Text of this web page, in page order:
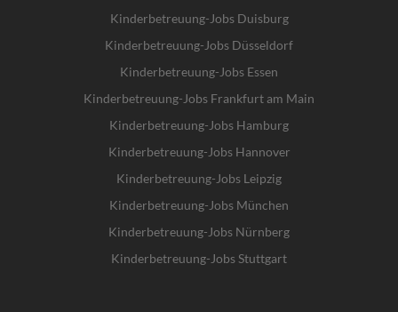
Kinderbetreuung-Jobs Duisburg
Kinderbetreuung-Jobs Düsseldorf
Kinderbetreuung-Jobs Essen
Kinderbetreuung-Jobs Frankfurt am Main
Kinderbetreuung-Jobs Hamburg
Kinderbetreuung-Jobs Hannover
Kinderbetreuung-Jobs Leipzig
Kinderbetreuung-Jobs München
Kinderbetreuung-Jobs Nürnberg
Kinderbetreuung-Jobs Stuttgart